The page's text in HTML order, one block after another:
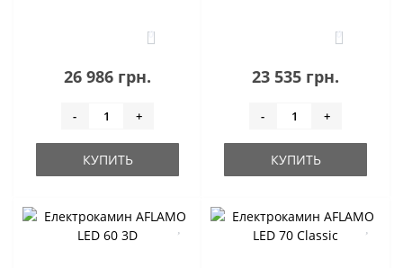
0
26 986 грн.
- +
КУПИТЬ
0
23 535 грн.
- +
КУПИТЬ